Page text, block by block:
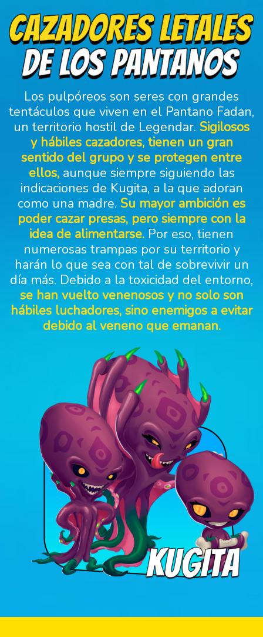
Los pulpóreos son seres con grandes
tentáculos que viven en el Pantano Fadan,
un territorio hostil de Legendar. Sigilosos
y hábiles cazadores, tienen un gran
sentido del grupo y se protegen entre
ellos, aunque siempre siguiendo las
indicaciones de Kugita, a la que adoran
como una madre. Su mayor ambición es
poder cazar presas, pero siempre con la
idea de alimentarse. Por eso, tienen
numerosas trampas por su territorio y
harán lo que sea con tal de sobrevivir un
día más. Debido a la toxicidad del entorno,
se han vuelto venenosos y no solo son
hábiles luchadores, sino enemigos a evitar
debido al veneno que emanan.